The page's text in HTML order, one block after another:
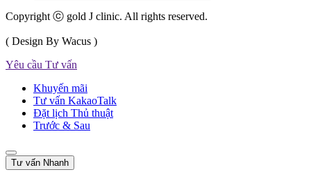
Copyright ⓒ gold J clinic. All rights reserved.
( Design By Wacus )
Yêu cầu Tư vấn
Khuyến mãi
Tư vấn KakaoTalk
Đặt lịch Thủ thuật
Trước & Sau
Tư vấn Nhanh